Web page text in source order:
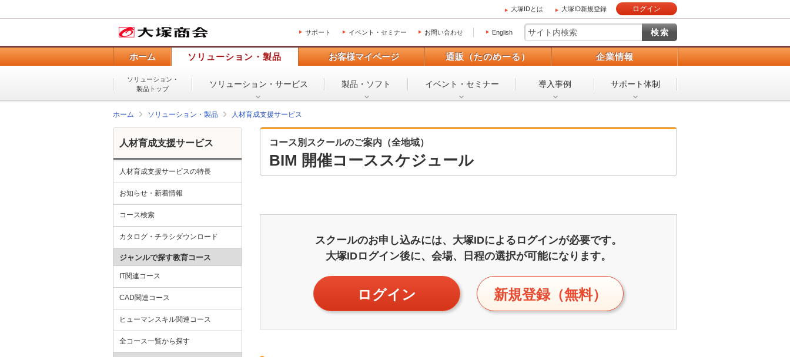
大塚IDとは 大塚ID新規登録 ログイン
サポート イベント・セミナー お問い合わせ English
ホーム ソリューション・製品 お客様マイページ 通販（たのめーる） 企業情報
ソリューション・
製品トップ
ソリューション・ サービス 製品・ソフト イベント・ セミナー 導入事例 サポート体制
ホーム ソリューション・製品 人材育成支援サービス
コース別スクールのご案内（全地域）
BIM 開催コーススケジュール
スクールのお申し込みには、大塚IDによるログインが必要です。
大塚IDログイン後に、会場、日程の選択が可能になります。
ログイン 新規登録（無料）
人材育成支援サービス
人材育成支援サービスの特長
お知らせ・新着情報
コース検索
カタログ・チラシダウンロード
ジャンルで探す教育コース
IT関連コース
CAD関連コース
ヒューマンスキル関連コース
全コース一覧から探す